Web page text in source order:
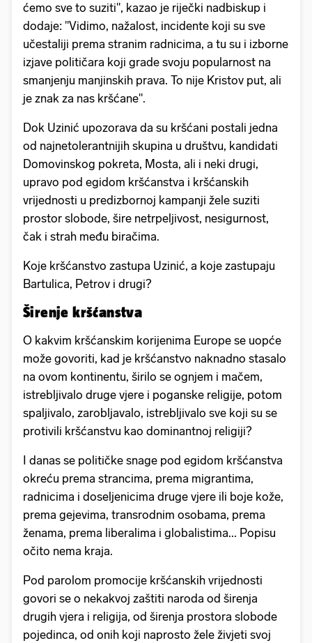
ćemo sve to suziti", kazao je riječki nadbiskup i
dodaje: "Vidimo, nažalost, incidente koji su sve
učestaliji prema stranim radnicima, a tu su i izborne
izjave političara koji grade svoju popularnost na
smanjenju manjinskih prava. To nije Kristov put, ali
je znak za nas kršćane".
Dok Uzinić upozorava da su kršćani postali jedna
od najnetolerantnijih skupina u društvu, kandidati
Domovinskog pokreta, Mosta, ali i neki drugi,
upravo pod egidom kršćanstva i kršćanskih
vrijednosti u predizbornoj kampanji žele suziti
prostor slobode, šire netrpeljivost, nesigurnost,
čak i strah među biračima.
Koje kršćanstvo zastupa Uzinić, a koje zastupaju
Bartulica, Petrov i drugi?
Širenje kršćanstva
O kakvim kršćanskim korijenima Europe se uopće
može govoriti, kad je kršćanstvo naknadno stasalo
na ovom kontinentu, širilo se ognjem i mačem,
istrebljivalo druge vjere i poganske religije, potom
spaljivalo, zarobljavalo, istrebljivalo sve koji su se
protivili kršćanstvu kao dominantnoj religiji?
I danas se političke snage pod egidom kršćanstva
okreću prema strancima, prema migrantima,
radnicima i doseljenicima druge vjere ili boje kože,
prema gejevima, transrodnim osobama, prema
ženama, prema liberalima i globalistima... Popisu
očito nema kraja.
Pod parolom promocije kršćanskih vrijednosti
govori se o nekakvoj zaštiti naroda od širenja
drugih vjera i religija, od širenja prostora slobode
pojedinca, od onih koji naprosto žele živjeti svoj